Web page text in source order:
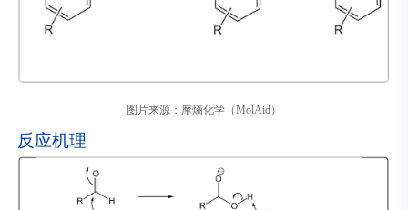
图片来源：摩熵化学（MolAid）
反应机理